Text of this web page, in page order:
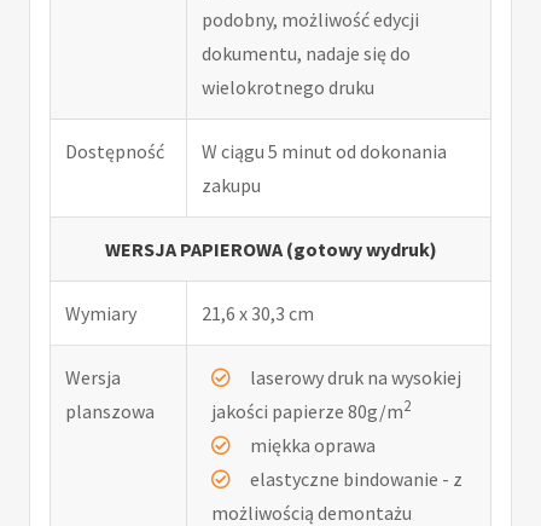
podobny, możliwość edycji
dokumentu, nadaje się do
wielokrotnego druku
Dostępność
W ciągu 5 minut od dokonania
zakupu
WERSJA PAPIEROWA (gotowy wydruk)
Wymiary 21,6 x 30,3 cm
Wersja
planszowa
laserowy druk na wysokiej
jakości papierze 80g/m2
miękka oprawa
elastyczne bindowanie - z
możliwością demontażu